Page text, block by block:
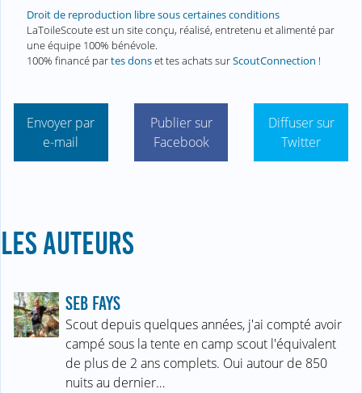
Droit de reproduction libre sous certaines conditions
LaToileScoute est un site conçu, réalisé, entretenu et alimenté par
une équipe 100% bénévole.
100% financé partes donset tes achats surScoutConnection !
Envoyer par
e-mail
Publier sur
Facebook
Diffuser sur
Twitter
LES AUTEURS
SEB FAYS
Scout depuis quelques années, j'ai compté avoir
campé sous la tente en camp scout l'équivalent
de plus de 2 ans complets. Oui autour de 850
nuits au dernier…